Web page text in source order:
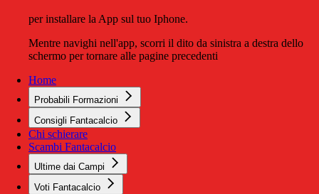
per installare la App sul tuo Iphone.
Mentre navighi nell'app, scorri il dito da sinistra a destra dello
schermo per tornare alle pagine precedenti
Home
Probabili Formazioni
Consigli Fantacalcio
Chi schierare
Scambi Fantacalcio
Ultime dai Campi
Voti Fantacalcio